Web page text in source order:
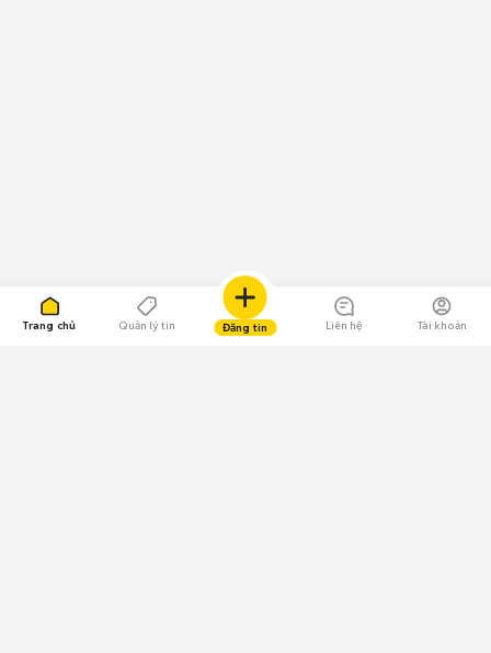
Trang chủ Quản lý tin Đăng tin Liên hệ Tài khoản